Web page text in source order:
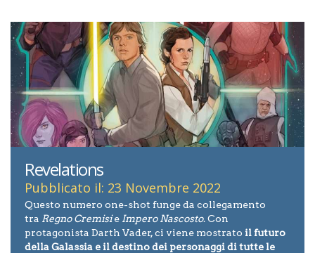
Revelations
Pubblicato il: 23 Novembre 2022
Questo numero one-shot funge da collegamento
tra Regno Cremisie Impero Nascosto. Con
protagonista Darth Vader, ci viene mostrato il futuro
della Galassia e il destino dei personaggi di tutte le